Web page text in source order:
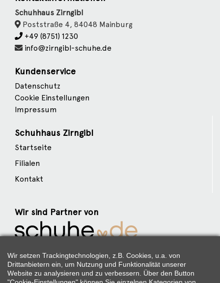
Schuhhaus Zirngibl
Poststraße 4, 84048 Mainburg
+49 (8751) 1230
info@zirngibl-schuhe.de
Kundenservice
Datenschutz
Cookie Einstellungen
Impressum
Schuhhaus Zirngibl
Startseite
Filialen
Kontakt
Wir sind Partner von
Weitere Partner
Wir setzen Trackingtechnologien, z.B. Cookies, u.a. von
Drittanbietern ein, um Nutzung und Funktionalität unserer
Website zu analysieren und zu verbessern. Über den Button